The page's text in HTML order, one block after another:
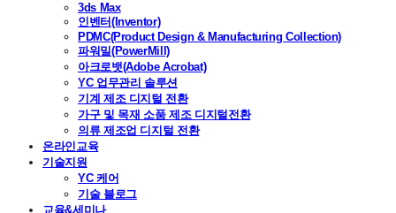
3ds Max
인벤터(Inventor)
PDMC(Product Design & Manufacturing Collection)
파워밀(PowerMill)
아크로뱃(Adobe Acrobat)
YC 업무관리 솔루션
기계 제조 디지털 전환
가구 및 목재 소품 제조 디지털전환
의류 제조업 디지털 전환
온라인교육
기술지원
YC 케어
기술 블로그
교육&세미나